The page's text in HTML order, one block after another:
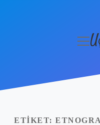
Yasal Uyarı
ETIKET: